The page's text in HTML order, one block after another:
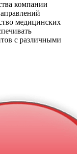
компании
медицинских
с различными